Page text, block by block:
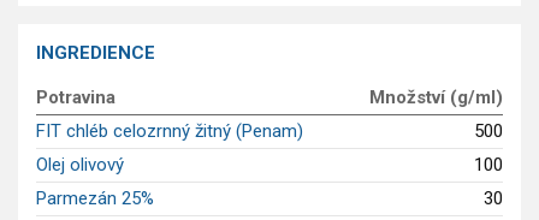
Dětské recepty
GLP-1 recepty
INGREDIENCE
Potravina
Množství (g/ml)
FIT chléb celozrnný žitný (Penam)
500
Olej olivový
100
Parmezán 25%
30